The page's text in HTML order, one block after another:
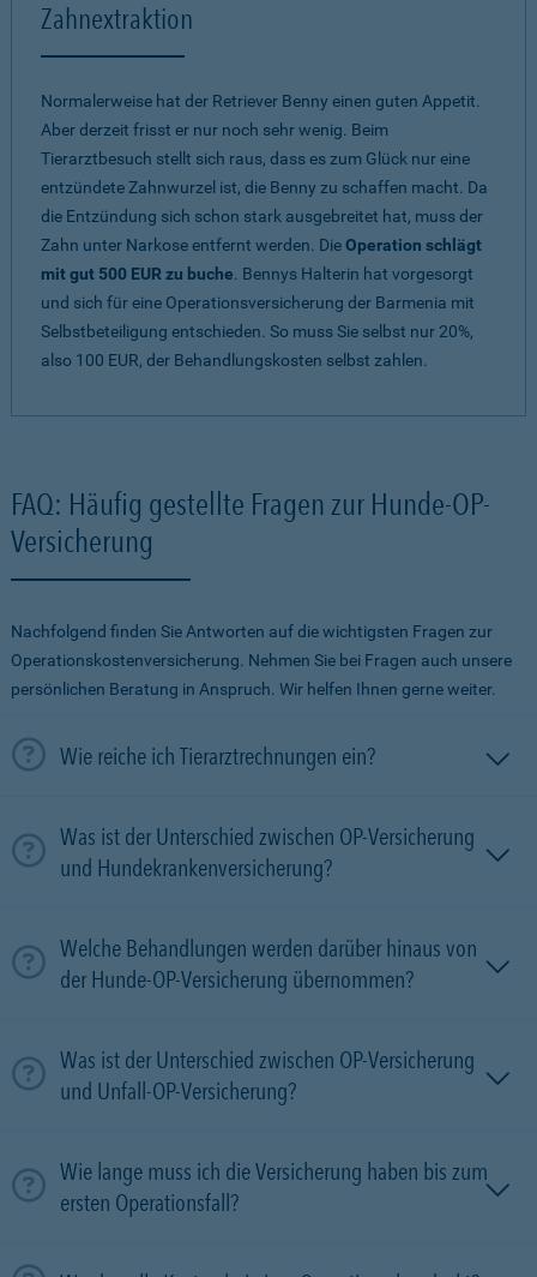
Zahnextraktion
Normalerweise hat der Retriever Benny einen guten Appetit.
Aber derzeit frisst er nur noch sehr wenig. Beim
Tierarztbesuch stellt sich raus, dass es zum Glück nur eine
entzündete Zahnwurzel ist, die Benny zu schaffen macht. Da
die Entzündung sich schon stark ausgebreitet hat, muss der
Zahn unter Narkose entfernt werden. DieOperation schlägt
mit gut 500 EUR zu buche. Bennys Halterin hat vorgesorgt
und sich für eine Operationsversicherung der Barmenia mit
Selbstbeteiligung entschieden. So muss Sie selbst nur 20%,
also 100 EUR, der Behandlungskosten selbst zahlen.
FAQ: Häufig gestellte Fragen zur Hunde-OP-
Versicherung
Nachfolgend finden Sie Antworten auf die wichtigsten Fragen zur
Operationskostenversicherung. Nehmen Sie bei Fragen auch unsere
persönlichen Beratung in Anspruch. Wir helfen Ihnen gerne weiter.
Wie reiche ich Tierarztrechnungen ein?
Was ist der Unterschied zwischen OP-Versicherung
und Hundekrankenversicherung?
Welche Behandlungen werden darüber hinaus von
der Hunde-OP-Versicherung übernommen?
Was ist der Unterschied zwischen OP-Versicherung
und Unfall-OP-Versicherung?
Wie lange muss ich die Versicherung haben bis zum
ersten Operationsfall?